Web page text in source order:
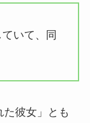
いて、同
彼女」とも